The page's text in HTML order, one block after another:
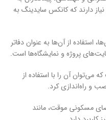
دارند که کانکس سایدینگ به
استفاده از آن‌ها به عنوان دفاتر
پروژه و نمایشگاه‌ها است.
آن را با استفاده از
و راه‌اندازی کرد.
مسکونی موقت، مانند